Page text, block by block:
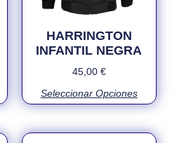
HARRINGTON
INFANTIL NEGRA
45,00 €
Seleccionar Opciones